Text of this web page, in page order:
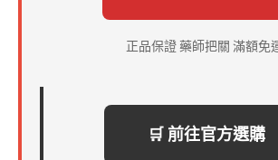
正品保證 藥師把關 滿額免
🛒 前往官方選購